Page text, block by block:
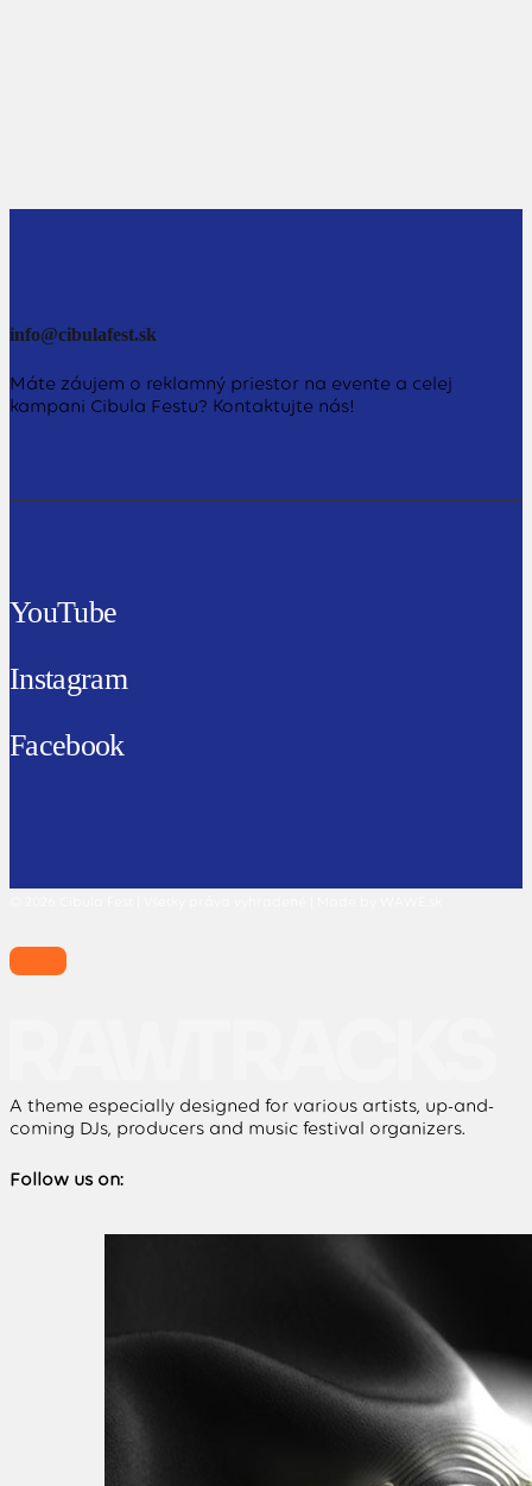
info@cibulafest.sk
Máte záujem o reklamný priestor na evente a celej
kampani Cibula Festu? Kontaktujte nás!
YouTube
Instagram
Facebook
A theme especially designed for various artists, up-and-
coming DJs, producers and music festival organizers.
Follow us on: